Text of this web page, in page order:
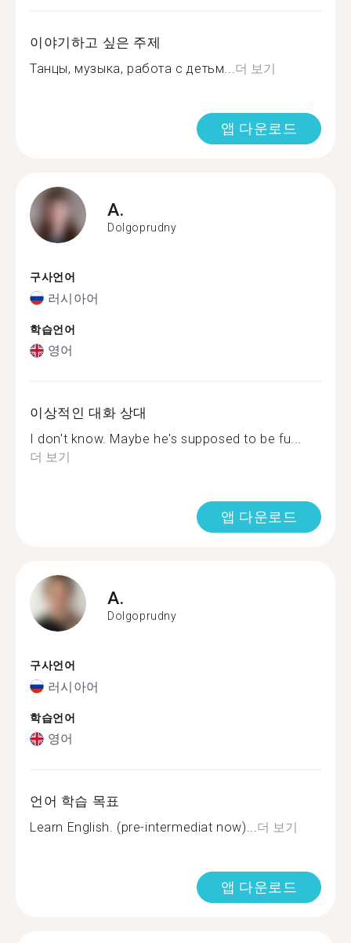
이야기하고 싶은 주제
Танцы, музыка, работа с детьм...더 보기
앱 다운로드
A.
Dolgoprudny
구사언어
러시아어
학습언어
영어
이상적인 대화 상대
I don't know. Maybe he's supposed to be fu...
더 보기
앱 다운로드
A.
Dolgoprudny
구사언어
러시아어
학습언어
영어
언어 학습 목표
Learn English. (pre-intermediat now)...더 보기
앱 다운로드